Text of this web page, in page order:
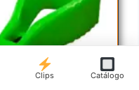
Clips Catálogo